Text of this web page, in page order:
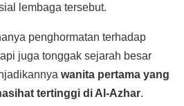
lembaga tersebut.
penghormatan terhadap
juga tonggak sejarah besar
wanita pertama yang
tertinggi di Al-Azhar.